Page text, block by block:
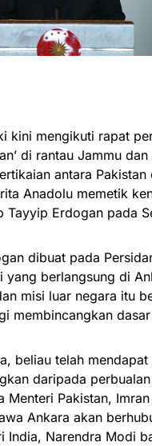
kini mengikuti rapat
di rantau Jammu
antara Pakistan
Anadolu memetik
Tayyip Erdogan pada
dibuat pada
yang berlangsung di
misi luar negara itu
membincangkan
beliau telah mendapat
daripada
Menteri Pakistan,
Ankara akan
India, Narendra Modi